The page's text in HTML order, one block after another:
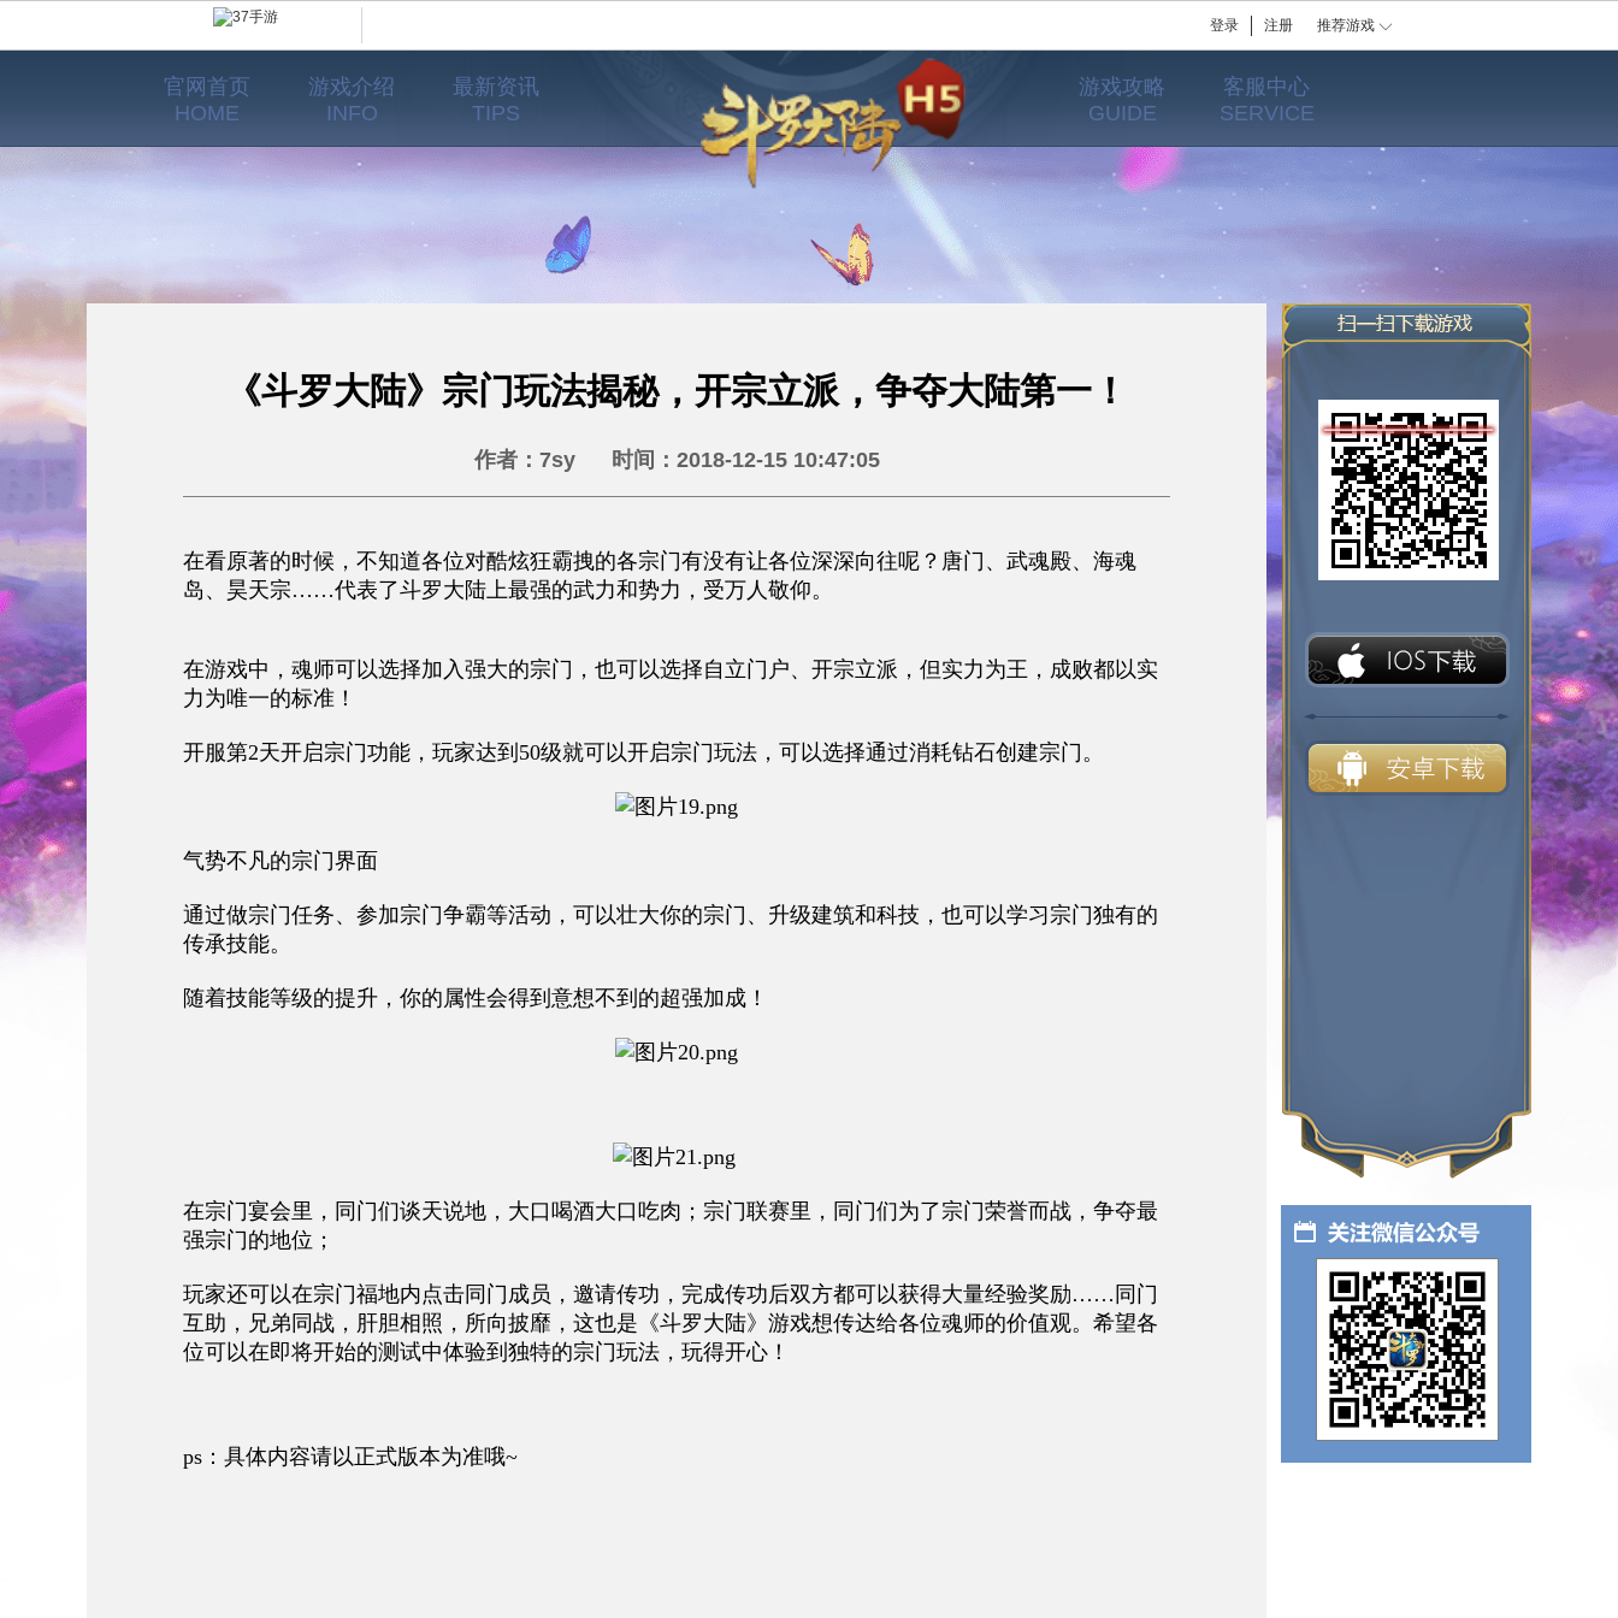
登录 注册 推荐游戏
官网首页
HOME
游戏介绍
INFO
最新资讯
TIPS
游戏攻略
GUIDE
客服中心
SERVICE
《斗罗大陆》宗门玩法揭秘，开宗立派，争夺大陆第一！
作者：7sy 时间：2018-12-15 10:47:05
在看原著的时候，不知道各位对酷炫狂霸拽的各宗门有没有让各位深深向往呢？唐门、武魂殿、海魂
岛、昊天宗……代表了斗罗大陆上最强的武力和势力，受万人敬仰。
在游戏中，魂师可以选择加入强大的宗门，也可以选择自立门户、开宗立派，但实力为王，成败都以实
力为唯一的标准！
开服第2天开启宗门功能，玩家达到50级就可以开启宗门玩法，可以选择通过消耗钻石创建宗门。
气势不凡的宗门界面
通过做宗门任务、参加宗门争霸等活动，可以壮大你的宗门、升级建筑和科技，也可以学习宗门独有的
传承技能。
随着技能等级的提升，你的属性会得到意想不到的超强加成！
在宗门宴会里，同门们谈天说地，大口喝酒大口吃肉；宗门联赛里，同门们为了宗门荣誉而战，争夺最
强宗门的地位；
玩家还可以在宗门福地内点击同门成员，邀请传功，完成传功后双方都可以获得大量经验奖励……同门
互助，兄弟同战，肝胆相照，所向披靡，这也是《斗罗大陆》游戏想传达给各位魂师的价值观。希望各
位可以在即将开始的测试中体验到独特的宗门玩法，玩得开心！
ps：具体内容请以正式版本为准哦~